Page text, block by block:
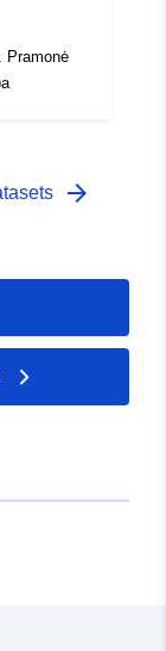
Pramonė
arrow_forward